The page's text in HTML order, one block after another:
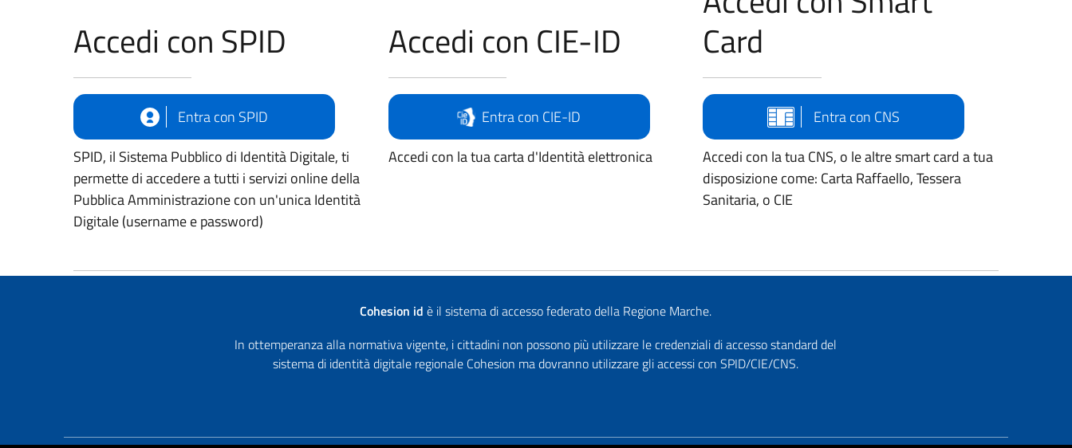
Accedi con SPID
Entra con SPID
SPID, il Sistema Pubblico di Identità Digitale, ti
permette di accedere a tutti i servizi online della
Pubblica Amministrazione con un'unica Identità
Digitale (username e password)
Accedi con CIE-ID
Entra con CIE-ID
Accedi con la tua carta d'Identità elettronica
Card
Entra con CNS
Accedi con la tua CNS, o le altre smart card a tua
disposizione come: Carta Raffaello, Tessera
Sanitaria, o CIE
Cohesion id è il sistema di accesso federato della Regione Marche.
In ottemperanza alla normativa vigente, i cittadini non possono più utilizzare le credenziali di accesso standard del
sistema di identità digitale regionale Cohesion ma dovranno utilizzare gli accessi con SPID/CIE/CNS.